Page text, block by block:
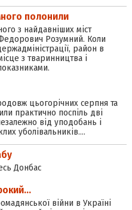
полонили
з найдавніших міст
Розумний. Коли
район в
з тваринництва і
цьогорічних серпня та
практично поспіль дві
від уподобань і
уболівальників.…
Донбас
війни в Україні